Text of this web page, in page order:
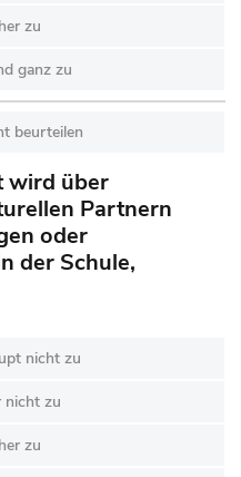
zu
ganz zu
beurteilen
wird über
Partnern
oder
der Schule,
nicht zu
nicht zu
zu